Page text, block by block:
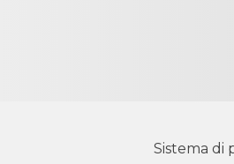
Sistema di